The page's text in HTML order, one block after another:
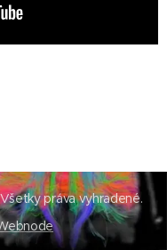
práva vyhradené.